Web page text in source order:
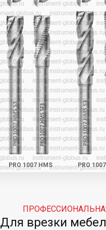
Для врезки
PRO
PRO 1007 HMS